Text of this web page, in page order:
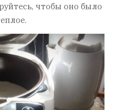
чтобы оно было